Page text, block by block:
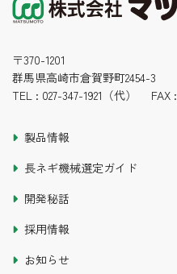
〒370-1201
群馬県高崎市倉賀野町2454-3
TEL : 027-347-1921（代） FAX :
製品情報
長ネギ機械選定ガイド
開発秘話
採用情報
お知らせ